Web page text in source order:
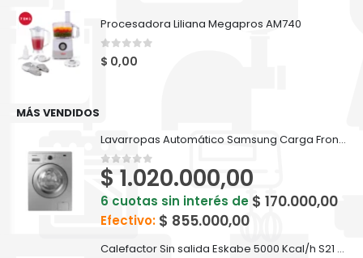
Procesadora Liliana Megapros AM740
0 out of 5
$ 0,00
MÁS VENDIDOS
Lavarropas Automático Samsung Carga Frontal 7 Kg Inverter Silver WW70A7
0out of 5
$ 1.020.000,00
6 cuotas sin interés de $ 170.000,00
Efectivo: $ 855.000,00
Calefactor Sin salida Eskabe 5000 Kcal/h S21 S/S5.0 - MX5 P